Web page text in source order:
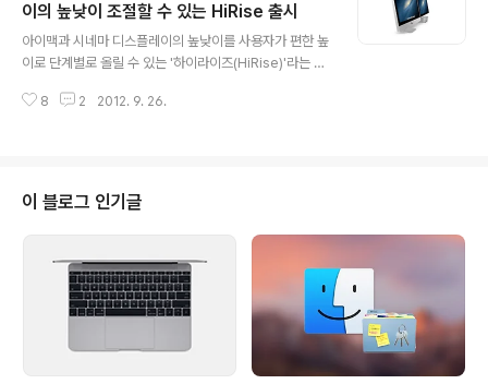
업과 호환됩니다. Just Mobile AluRack™ Just Mobil
e AluRack™은 아이맥과 시네마 디스플레이, 썬더볼트 디
스플레이와 호환됩니다.➥ Just Mobile AluRack™ -
이의 높낮이 조절할 수 있는 HiRise 출시
아이맥과 시네마 디스플레이의 높낮이를 사용자가 편한 높
이로 단계별로 올릴 수 있는 '하이라이즈(HiRise)'라는 제
니다. 제품 내부에 높이를 조절할 수 있는 선반이 있는데,아
을 수 있는 꽤 넉넉한 수납 공간이 만들어 집니다. 제품의
재질은 아이맥이나 시네마 디스플레이와 동일한 알류미늄
으로 제작되었고, 맥프로 스타일의 전면 타공망도 자석으
로 본체에 붙어 있기 때문에 큰 힘들이지 않고 간편하게 여
닫을 수 있습니다.이번 제품의 출시가 반가운 이유는 스탠
드에 높낮이 조절 기능이 없는 아..
8 2 2012. 9. 26.
이 블로그 인기글